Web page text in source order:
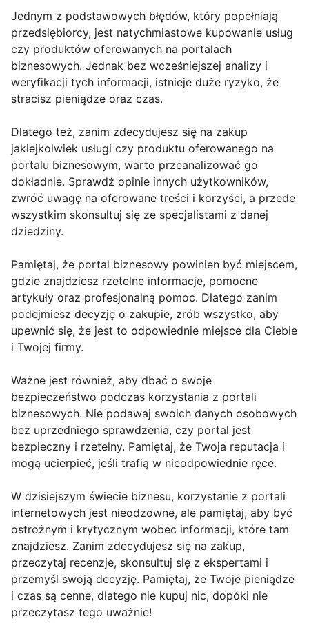
Jednym z podstawowych błędów, który popełniają
przedsiębiorcy, jest natychmiastowe kupowanie usług
czy produktów oferowanych na portalach
biznesowych. Jednak bez wcześniejszej analizy i
weryfikacji tych informacji, istnieje duże ryzyko, że
stracisz pieniądze oraz czas.
Dlatego też, zanim zdecydujesz się na zakup
jakiejkolwiek usługi czy produktu oferowanego na
portalu biznesowym, warto przeanalizować go
dokładnie. Sprawdź opinie innych użytkowników,
zwróć uwagę na oferowane treści i korzyści, a przede
wszystkim skonsultuj się ze specjalistami z danej
dziedziny.
Pamiętaj, że portal biznesowy powinien być miejscem,
gdzie znajdziesz rzetelne informacje, pomocne
artykuły oraz profesjonalną pomoc. Dlatego zanim
podejmiesz decyzję o zakupie, zrób wszystko, aby
upewnić się, że jest to odpowiednie miejsce dla Ciebie
i Twojej firmy.
Ważne jest również, aby dbać o swoje
bezpieczeństwo podczas korzystania z portali
biznesowych. Nie podawaj swoich danych osobowych
bez uprzedniego sprawdzenia, czy portal jest
bezpieczny i rzetelny. Pamiętaj, że Twoja reputacja i
mogą ucierpieć, jeśli trafią w nieodpowiednie ręce.
W dzisiejszym świecie biznesu, korzystanie z portali
internetowych jest nieodzowne, ale pamiętaj, aby być
ostrożnym i krytycznym wobec informacji, które tam
znajdziesz. Zanim zdecydujesz się na zakup,
przeczytaj recenzje, skonsultuj się z ekspertami i
przemyśl swoją decyzję. Pamiętaj, że Twoje pieniądze
i czas są cenne, dlatego nie kupuj nic, dopóki nie
przeczytasz tego uważnie!